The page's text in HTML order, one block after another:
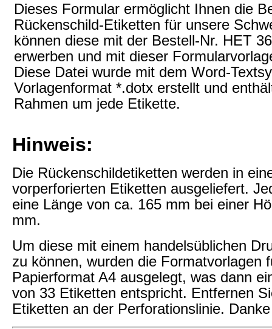
Dieses Formular ermöglicht Ihnen die
Rückenschild-Etiketten für unsere
können diese mit der Bestell-Nr. HET
erwerben und mit dieser
Diese Datei wurde mit dem Word-
Vorlagenformat *.dotx erstellt und
Rahmen um jede Etikette.
Hinweis:
Die Rückenschildetiketten werden in
vorperforierten Etiketten ausgeliefert.
eine Länge von ca. 165 mm bei einer
mm.
Um diese mit einem handelsüblichen
zu können, wurden die Formatvorlagen
Papierformat A4 ausgelegt, was dann
von 33 Etiketten entspricht. Entfernen
Etiketten an der Perforationslinie.